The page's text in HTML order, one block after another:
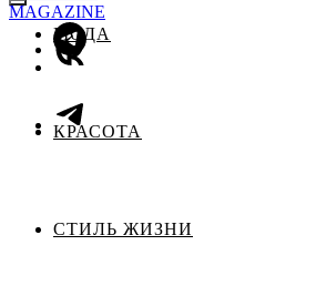
МОДА
КРАСОТА
СТИЛЬ ЖИЗНИ